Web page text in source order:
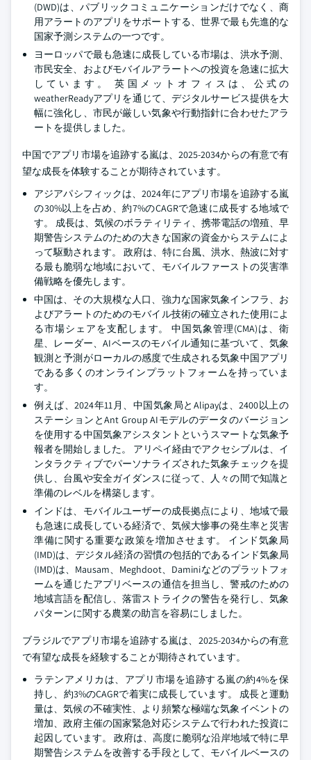
(DWD)は、パブリックコミュニケーションだけでなく、商
用アラートのアプリをサポートする、世界で最も先進的な
国家予測システムの一つです。
ヨーロッパで最も急速に成長している市場は、洪水予測、
市民安全、およびモバイルアラートへの投資を急速に拡大
しています。 英国メットオフィスは、公式の
weatherReadyアプリを通じて、デジタルサービス提供を大
幅に強化し、市民が厳しい気象や行動指針に合わせたアラ
ートを提供しました。
中国でアプリ市場を追跡する嵐は、2025-2034からの有意で有
望な成長を体験することが期待されています。
アジアパシフィックは、2024年にアプリ市場を追跡する嵐
の30%以上を占め、約7%のCAGRで急速に成長する地域で
す。 成長は、気候のボラティリティ、携帯電話の増殖、早
期警告システムのための大きな国家の資金からステムによ
って駆動されます。 政府は、特に台風、洪水、熱波に対す
る最も脆弱な地域において、モバイルファーストの災害準
備戦略を優先します。
中国は、その大規模な人口、強力な国家気象インフラ、お
よびアラートのためのモバイル技術の確立された使用によ
る市場シェアを支配します。 中国気象管理(CMA)は、衛
星、レーダー、AIベースのモバイル通知に基づいて、気象
観測と予測がローカルの感度で生成される気象中国アプリ
である多くのオンラインプラットフォームを持っていま
す。
例えば、2024年11月、中国気象局とAlipayは、2400以上の
ステーションとAnt Group AIモデルのデータのバージョン
を使用する中国気象アシスタントというスマートな気象予
報者を開始しました。 アリペイ経由でアクセシブルは、イ
ンタラクティブでパーソナライズされた気象チェックを提
供し、台風や安全ガイダンスに従って、人々の間で知識と
準備のレベルを構築します。
インドは、モバイルユーザーの成長拠点により、地域で最
も急速に成長している経済で、気候大惨事の発生率と災害
準備に関する重要な政策を増加させます。 インド気象局
(IMD)は、デジタル経済の習慣の包括的であるインド気象局
(IMD)は、Mausam、Meghdoot、Daminiなどのプラットフォ
ームを通じたアプリベースの通信を担当し、警戒のための
地域言語を配信し、落雷ストライクの警告を発行し、気象
パターンに関する農業の助言を容易にしました。
ブラジルでアプリ市場を追跡する嵐は、2025-2034からの有意
で有望な成長を経験することが期待されています。
ラテンアメリカは、アプリ市場を追跡する嵐の約4%を保
持し、約3%のCAGRで着実に成長しています。 成長と運動
量は、気候の不確実性、より頻繁な極端な気象イベントの
増加、政府主催の国家緊急対応システムで行われた投資に
起因しています。 政府は、高度に脆弱な沿岸地域で特に早
期警告システムを改善する手段として、モバイルベースの